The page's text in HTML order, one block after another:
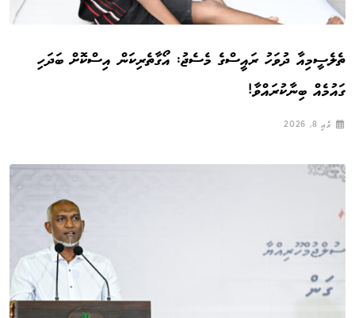
ތެލެސީމިއާ ދުވަހު ރައީސްގެ މެސެޖު: އޯގާތެރިކަން އިސްކޮށް ބަދަހި
ގައުމެއް ބިނާކުރައްވާ!
މެއި 8, 2026